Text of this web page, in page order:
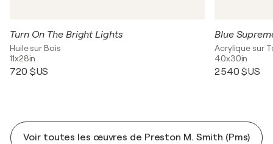
Turn On The Bright Lights
Huile sur Bois
11x28in
720 $US
Blue
Acrylique sur
40x30in
2 540 $US
Voir toutes les œuvres de Preston M. Smith (Pms)